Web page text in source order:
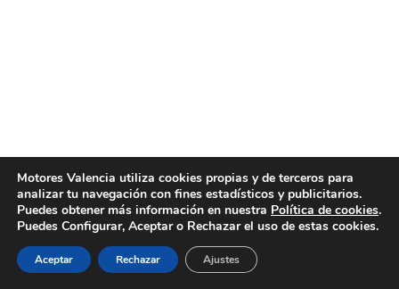
Motores Valencia utiliza cookies propias y de terceros para
analizar tu navegación con fines estadísticos y publicitarios.
Puedes obtener más información en nuestra Política de cookies.
Puedes Configurar, Aceptar o Rechazar el uso de estas cookies.
Aceptar Rechazar Ajustes